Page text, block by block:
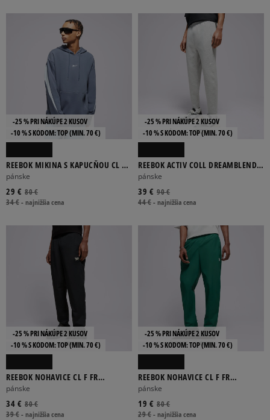
-10 % S KÓDOM: TOP (MIN. 70 €)
-25 % PRI NÁKÚPE 2 KUSOV
REEBOK MIKINA S KAPUCŇOU CL BV
HOODIE
pánske
80 €
29 €
34 €-najnižšia cena
-10 % S KÓDOM: TOP (MIN. 70 €)
-25 % PRI NÁKÚPE 2 KUSOV
REEBOK ACTIV COLL DREAMBLEND
PANT
pánske
90 €
39 €
44 €-najnižšia cena
-10 % S KÓDOM: TOP (MIN. 70 €)
-25 % PRI NÁKÚPE 2 KUSOV
REEBOK NOHAVICE CL F FR
TRACKPANT
pánske
80 €
34 €
39 €-najnižšia cena
-10 % S KÓDOM: TOP (MIN. 70 €)
-25 % PRI NÁKÚPE 2 KUSOV
REEBOK NOHAVICE CL F FR
TRACKPANT
pánske
80 €
19 €
29 €-najnižšia cena